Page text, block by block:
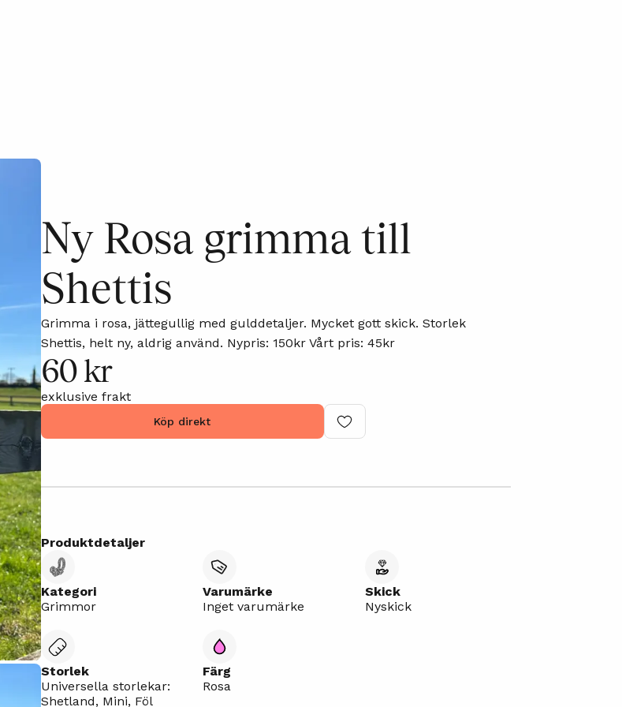
Ny Rosa grimma till
Shettis
Grimma i rosa, jättegullig med gulddetaljer. Mycket gott skick. Storlek
Shettis, helt ny, aldrig använd. Nypris: 150kr Vårt pris: 45kr
60 kr
exklusive frakt
Köp direkt
Produktdetaljer
Kategori
Grimmor
Varumärke
Inget varumärke
Skick
Nyskick
Storlek
Universella storlekar:
Shetland, Mini, Föl
Färg
Rosa